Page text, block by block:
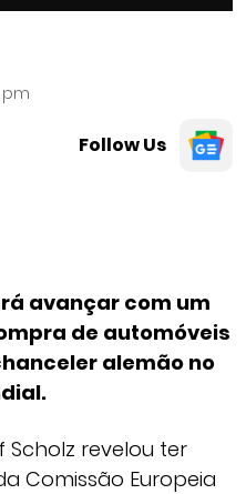
pm
Follow Us
avançar com um
de automóveis
alemão no
Scholz revelou ter
Comissão Europeia